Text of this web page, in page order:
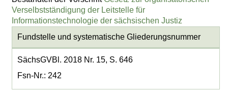
Verselbstständigung der Leitstelle für
Informationstechnologie der sächsischen Justiz
Fundstelle und systematische Gliederungsnummer
SächsGVBl. 2018 Nr. 15, S. 646
Fsn-Nr.: 242